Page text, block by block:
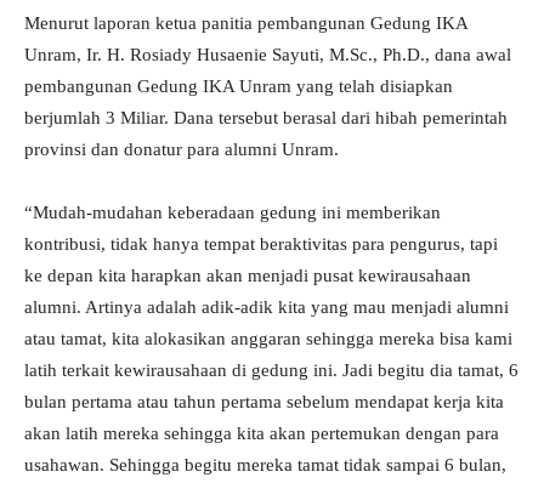
Menurut laporan ketua panitia pembangunan Gedung IKA
Unram, Ir. H. Rosiady Husaenie Sayuti, M.Sc., Ph.D., dana awal
pembangunan Gedung IKA Unram yang telah disiapkan
berjumlah 3 Miliar. Dana tersebut berasal dari hibah pemerintah
provinsi dan donatur para alumni Unram.
“Mudah-mudahan keberadaan gedung ini memberikan
kontribusi, tidak hanya tempat beraktivitas para pengurus, tapi
ke depan kita harapkan akan menjadi pusat kewirausahaan
alumni. Artinya adalah adik-adik kita yang mau menjadi alumni
atau tamat, kita alokasikan anggaran sehingga mereka bisa kami
latih terkait kewirausahaan di gedung ini. Jadi begitu dia tamat, 6
bulan pertama atau tahun pertama sebelum mendapat kerja kita
akan latih mereka sehingga kita akan pertemukan dengan para
usahawan. Sehingga begitu mereka tamat tidak sampai 6 bulan,